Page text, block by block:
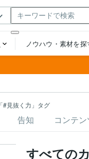
「#見抜く力」タグ
告知 コンテ
すべての